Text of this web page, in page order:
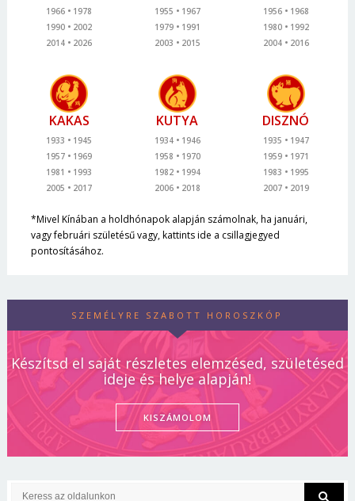
1966
1978
1990
2002
2014
2026
1955
1967
1979
1991
2003
2015
1956
1968
1980
1992
2004
2016
KAKAS
1933
1945
1957
1969
1981
1993
2005
2017
KUTYA
1934
1946
1958
1970
1982
1994
2006
2018
DISZNÓ
1935
1947
1959
1971
1983
1995
2007
2019
*Mivel Kínában a holdhónapok alapján számolnak, ha januári,
vagy februári születésű vagy, kattints ide a csillagjegyed
pontosításához.
SZEMÉLYRE SZABOTT HOROSZKÓP
Készítsd el saját részletes elemzésed, születésed
ideje és helye alapján!
KISZÁMOLOM